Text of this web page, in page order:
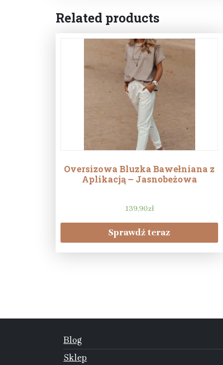
Related products
Oversizowa Bluzka Bawełniana z
Aplikacją – Jasnobeżowa
139,90zł
Sprawdź teraz
Blog
Sklep